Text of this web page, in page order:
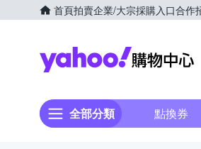
首頁拍賣企業/大宗採購入口合作
全部分類 點換券